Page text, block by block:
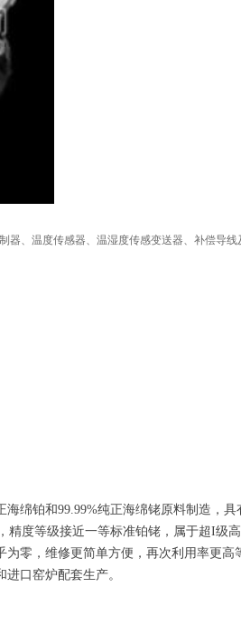
器、温度传感器、温湿度传感变送器、补偿导
海绵铂和99.99%纯正海绵铑原料制造，
精度等级接近一等标准铂铑，属于超I级
零，维修更简单方便，再次利用率更
口窑炉配套生产。